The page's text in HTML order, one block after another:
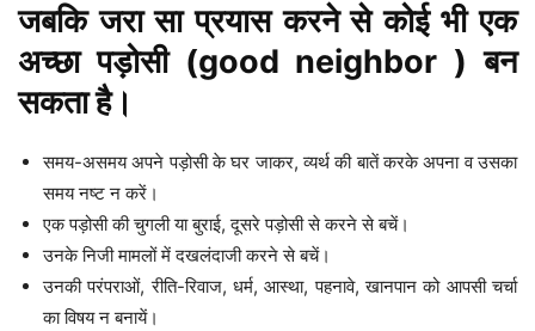
जबकि जरा सा प्रयास करने से कोई भी एक
अच्छा पड़ोसी (good neighbor ) बन
सकता है।
समय-असमय अपने पड़ोसी के घर जाकर, व्यर्थ की बातें करके अपना व उसका
समय नष्ट न करें।
एक पड़ोसी की चुगली या बुराई, दूसरे पड़ोसी से करने से बचें।
उनके निजी मामलों में दखलंदाजी करने से बचें।
उनकी परंपराओं, रीति-रिवाज, धर्म, आस्था, पहनावे, खानपान को आपसी चर्चा
का विषय न बनायें।